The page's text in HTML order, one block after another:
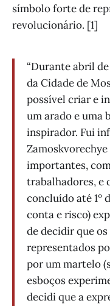
símbolo forte de
revolucionário. [1]
“Durante abril de
da Cidade de
possível criar e
um arado e uma
inspirador. Fui
importantes,
trabalhadores, e
concluído até 1º
conta e risco)
de decidir que
representados
por um martelo
esboços
decidi que a